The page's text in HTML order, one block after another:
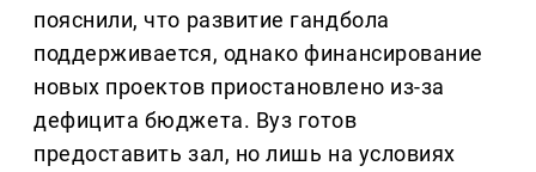
пояснили, что развитие гандбола
поддерживается, однако финансирование
новых проектов приостановлено из-за
дефицита бюджета. Вуз готов
предоставить зал, но лишь на условиях